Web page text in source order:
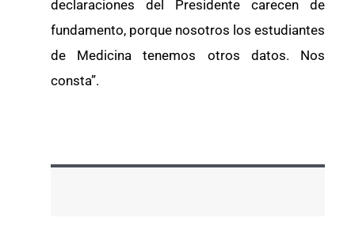
declaraciones del Presidente carecen de
fundamento, porque nosotros los estudiantes
de Medicina tenemos otros datos. Nos
consta”.